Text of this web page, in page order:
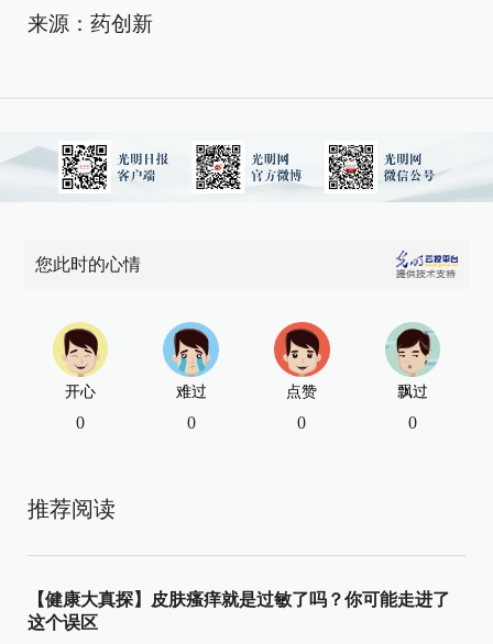
来源：药创新
您此时的心情
开心
0
难过
0
点赞
0
飘过
0
推荐阅读
【健康大真探】皮肤瘙痒就是过敏了吗？你可能走进了
这个误区